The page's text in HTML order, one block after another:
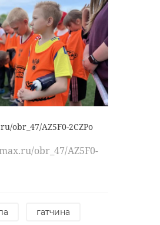
obr_47/AZ5F0-2CZPo
obr_47/AZ5F0-
гатчина
статьей: